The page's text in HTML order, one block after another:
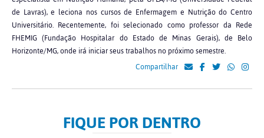
de Lavras), e leciona nos cursos de Enfermagem e Nutrição do Centro
Universitário. Recentemente, foi selecionado como professor da Rede
FHEMIG (Fundação Hospitalar do Estado de Minas Gerais), de Belo
Horizonte/MG, onde irá iniciar seus trabalhos no próximo semestre.
Compartilhar
FIQUE POR DENTRO